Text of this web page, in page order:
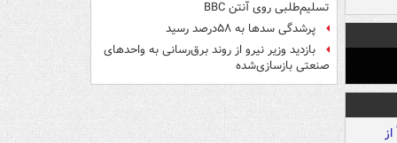
تسلیم‌طلبی روی آنتن BBC
پرشدگی سدها به ۵۸درصد رسید
بازدید وزیر نیرو از روند برق‌رسانی به واحدهای
صنعتی بازسازی‌شده